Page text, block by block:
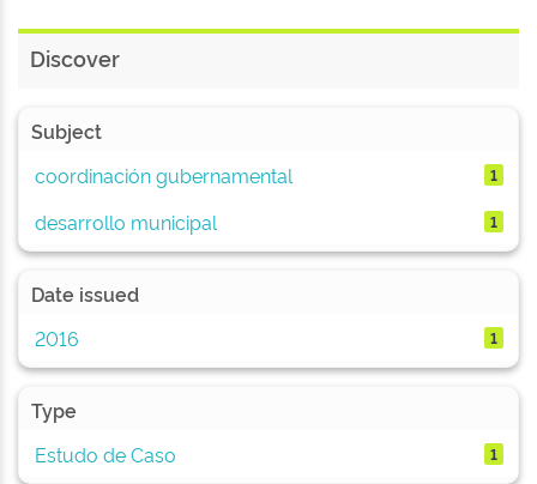
Discover
Subject
coordinación gubernamental
1
desarrollo municipal 1
Date issued
2016
1
Type
Estudo de Caso
1